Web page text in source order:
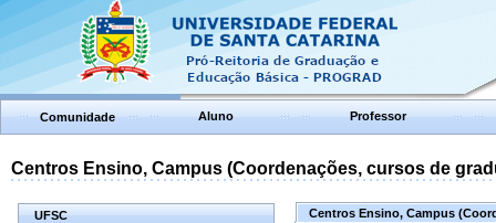
Comunidade Aluno Professor
Centros Ensino, Campus (Coordenações, cursos de
UFSC Centros Ensino, Campus